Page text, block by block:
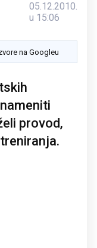
05.12.2010.
u 15:06
na Googleu
provod,